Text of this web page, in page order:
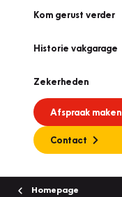
Kom gerust verder
Historie vakgarage
Zekerheden
Afspraak maken
Contact
Homepage